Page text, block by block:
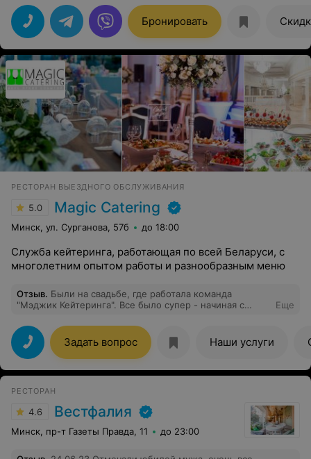
Бронировать
РЕСТОРАН ВЫЕЗДНОГО ОБСЛУЖИВАНИЯ
5.0 Magic Catering
Минск, ул. Сурганова, 57б до 18:00
Служба кейтеринга, работающая по всей Беларуси, с
многолетним опытом работы и разнообразным меню
Отзыв. Были на свадьбе, где работала команда
"Мэджик Кейтеринга". Все было супер - начиная с
Столы ломились от вкусной еды, а официанты
грамотно и культурно обслуживали! Несомненно
воспользуюсь их услугами при возможности!
Еще
Задать вопрос Наши услуги
РЕСТОРАН
4.6 Вестфалия
Минск, пр-т Газеты Правда, 11 до 23:00